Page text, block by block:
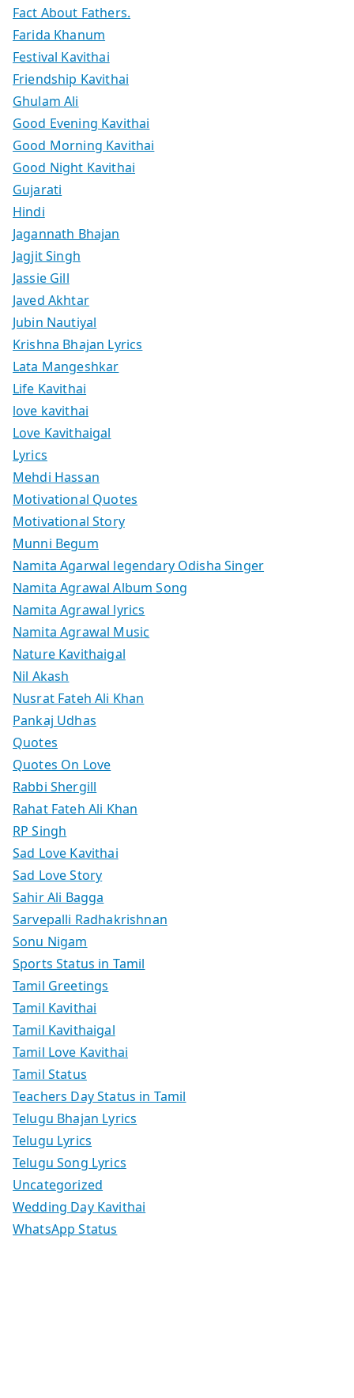
Fact About Fathers.
Farida Khanum
Festival Kavithai
Friendship Kavithai
Ghulam Ali
Good Evening Kavithai
Good Morning Kavithai
Good Night Kavithai
Gujarati
Hindi
Jagannath Bhajan
Jagjit Singh
Jassie Gill
Javed Akhtar
Jubin Nautiyal
Krishna Bhajan Lyrics
Lata Mangeshkar
Life Kavithai
love kavithai
Love Kavithaigal
Lyrics
Mehdi Hassan
Motivational Quotes
Motivational Story
Munni Begum
Namita Agarwal legendary Odisha Singer
Namita Agrawal Album Song
Namita Agrawal lyrics
Namita Agrawal Music
Nature Kavithaigal
Nil Akash
Nusrat Fateh Ali Khan
Pankaj Udhas
Quotes
Quotes On Love
Rabbi Shergill
Rahat Fateh Ali Khan
RP Singh
Sad Love Kavithai
Sad Love Story
Sahir Ali Bagga
Sarvepalli Radhakrishnan
Sonu Nigam
Sports Status in Tamil
Tamil Greetings
Tamil Kavithai
Tamil Kavithaigal
Tamil Love Kavithai
Tamil Status
Teachers Day Status in Tamil
Telugu Bhajan Lyrics
Telugu Lyrics
Telugu Song Lyrics
Uncategorized
Wedding Day Kavithai
WhatsApp Status